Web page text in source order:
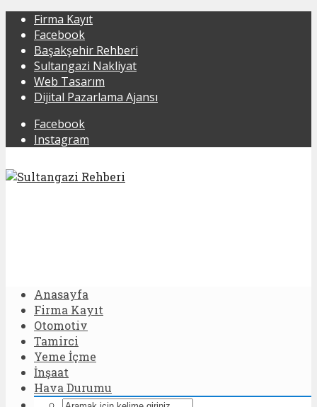
Firma Kayıt
Facebook
Başakşehir Rehberi
Sultangazi Nakliyat
Web Tasarım
Dijital Pazarlama Ajansı
Facebook
Instagram
Anasayfa
Firma Kayıt
Otomotiv
Tamirci
Yeme İçme
İnşaat
Hava Durumu